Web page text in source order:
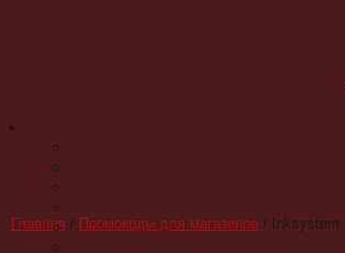
Главная / Промокоды для магазинов / Inksystem